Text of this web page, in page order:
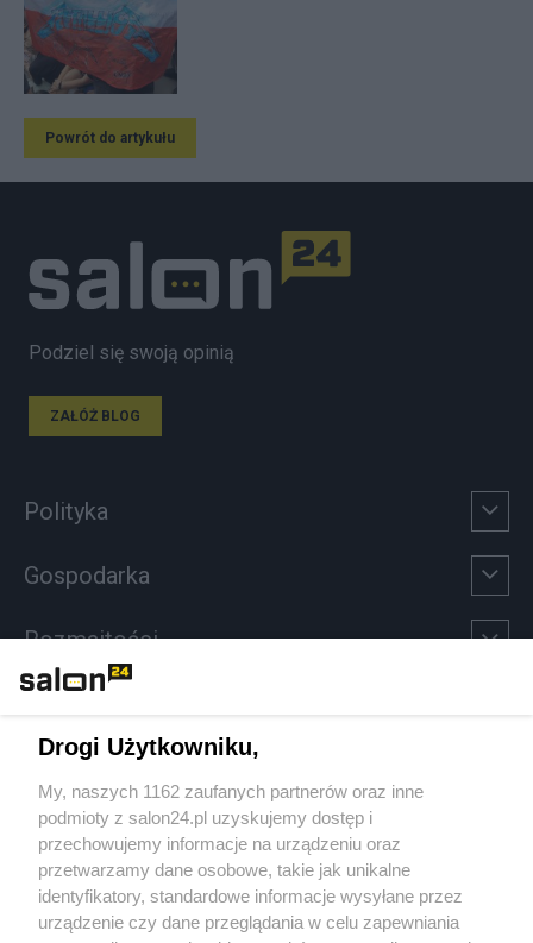
Powrót do artykułu
Podziel się swoją opinią
ZAŁÓŻ BLOG
Polityka
Gospodarka
Rozmaitości
Sport
Społeczeństwo
Kultura
Drogi Użytkowniku,
My, naszych 1162 zaufanych partnerów oraz inne
podmioty z salon24.pl uzyskujemy dostęp i
przechowujemy informacje na urządzeniu oraz
przetwarzamy dane osobowe, takie jak unikalne
identyfikatory, standardowe informacje wysyłane przez
urządzenie czy dane przeglądania w celu zapewniania